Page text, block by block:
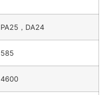
PA25，DA24
585
4600